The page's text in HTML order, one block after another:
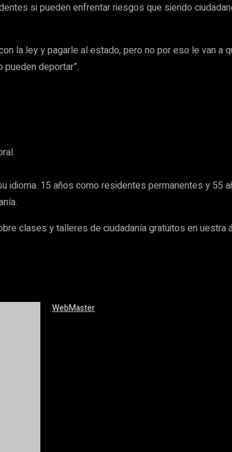
si pueden enfrentar riesgos que siendo
la ley y pagarle al estado, pero no por eso le van
deportar”.
idioma. 15 años como residentes permanentes y 55
clases y talleres de ciudadanía gratuitos en uestra
WebMaster